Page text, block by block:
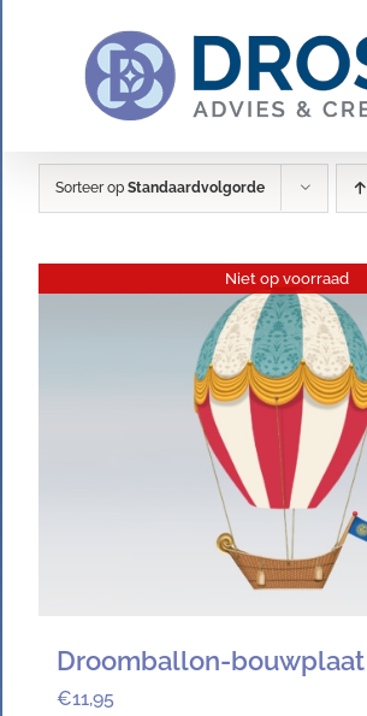
Sorteer op Standaardvolgorde
Niet op voorraad
Droomballon-bouwplaat
€11,95